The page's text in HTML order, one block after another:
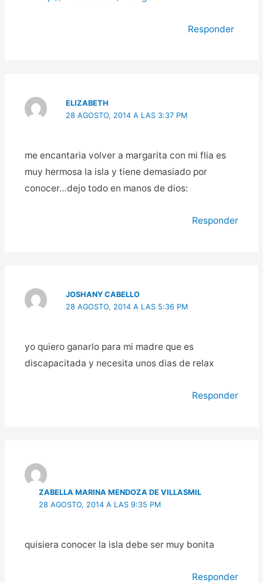
Responder
ELIZABETH
28 AGOSTO, 2014 A LAS 3:37 PM
me encantaria volver a margarita con mi flia es
muy hermosa la isla y tiene demasiado por
conocer…dejo todo en manos de dios:
Responder
JOSHANY CABELLO
28 AGOSTO, 2014 A LAS 5:36 PM
yo quiero ganarlo para mi madre que es
discapacitada y necesita unos dias de relax
Responder
ZABELLA MARINA MENDOZA DE VILLASMIL
28 AGOSTO, 2014 A LAS 9:35 PM
quisiera conocer la isla debe ser muy bonita
Responder